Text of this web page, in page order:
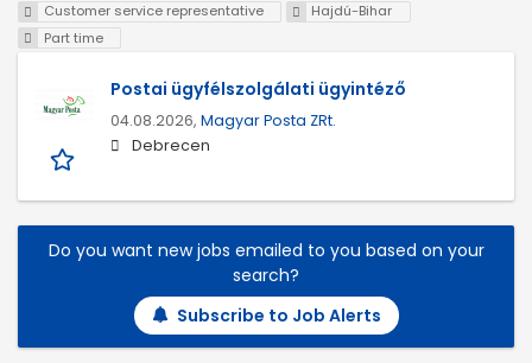
Customer service representative
Hajdú-Bihar
Part time
Postai ügyfélszolgálati ügyintéző
04.08.2026, Magyar Posta ZRt.
Debrecen
Do you want new jobs emailed to you based on your
search?
Subscribe to Job Alerts